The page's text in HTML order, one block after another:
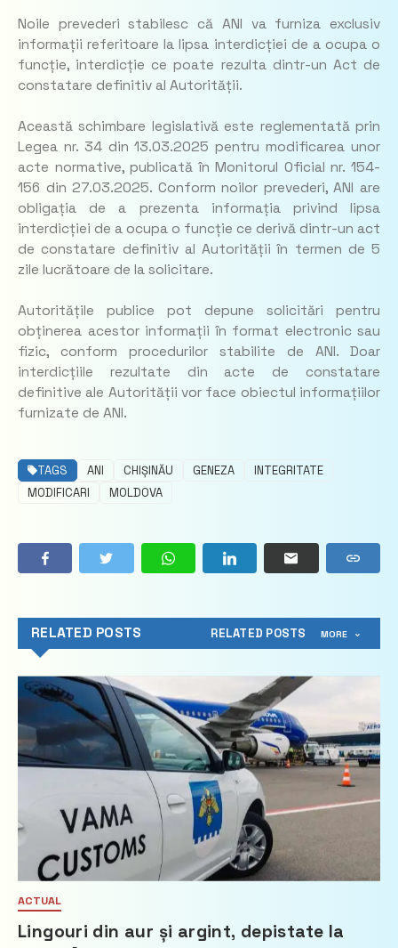
Noile prevederi stabilesc că ANI va furniza exclusiv
informații referitoare la lipsa interdicției de a ocupa o
funcție, interdicție ce poate rezulta dintr-un Act de
constatare definitiv al Autorității.
Această schimbare legislativă este reglementată prin
Legea nr. 34 din 13.03.2025 pentru modificarea unor
acte normative, publicată în Monitorul Oficial nr. 154-
156 din 27.03.2025. Conform noilor prevederi, ANI are
obligația de a prezenta informația privind lipsa
interdicției de a ocupa o funcție ce derivă dintr-un act
de constatare definitiv al Autorității în termen de 5
zile lucrătoare de la solicitare.
Autoritățile publice pot depune solicitări pentru
obținerea acestor informații în format electronic sau
fizic, conform procedurilor stabilite de ANI. Doar
interdicțiile rezultate din acte de constatare
definitive ale Autorității vor face obiectul informațiilor
furnizate de ANI.
TAGS ANI CHIȘINĂU GENEZA
INTEGRITATE
MODIFICARI
MOLDOVA
RELATED POSTS RELATED POSTS MORE
ACTUAL
Lingouri din aur și argint, depistate la